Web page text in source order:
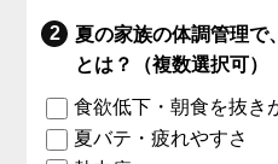
夏の家族の体調管理で
とは？（複数選択可）
食欲低下・朝食を抜き
夏バテ・疲れやすさ